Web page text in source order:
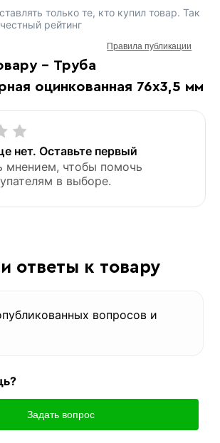
- Труба
оцинкованная 76х3,5 мм
нет. Оставьте первый
мнением, чтобы помочь
в выборе.
только те, кто купил товар. Так
рейтинг
Правила публикации
ответы к товару
вопросов и
Задать вопрос